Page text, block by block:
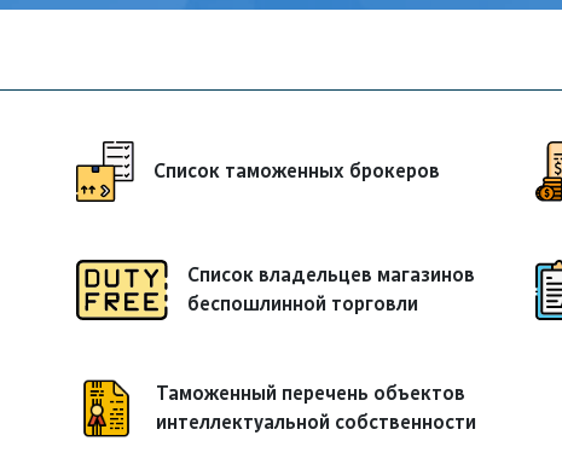
Список таможенных брокеров
Список владельцев магазинов
беспошлинной торговли
Таможенный перечень объектов
интеллектуальной собственности